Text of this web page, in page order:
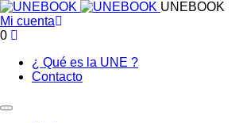
UNEBOOK
Mi cuenta
0
¿ Qué es la UNE ?
Contacto